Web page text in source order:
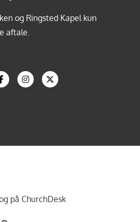
og Ringsted Kapel kun
aftale.
på ChurchDesk